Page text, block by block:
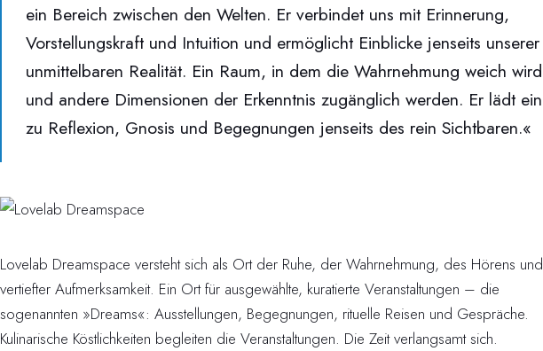
ein Bereich zwischen den Welten. Er verbindet uns mit Erinnerung,
Vorstellungskraft und Intuition und ermöglicht Einblicke jenseits unserer
unmittelbaren Realität. Ein Raum, in dem die Wahrnehmung weich wird
und andere Dimensionen der Erkenntnis zugänglich werden. Er lädt ein
zu Reflexion, Gnosis und Begegnungen jenseits des rein Sichtbaren.«
Lovelab Dreamspace versteht sich als Ort der Ruhe, der Wahrnehmung, des Hörens und
vertiefter Aufmerksamkeit. Ein Ort für ausgewählte, kuratierte Veranstaltungen – die
sogenannten »Dreams«: Ausstellungen, Begegnungen, rituelle Reisen und Gespräche.
Kulinarische Köstlichkeiten begleiten die Veranstaltungen. Die Zeit verlangsamt sich.